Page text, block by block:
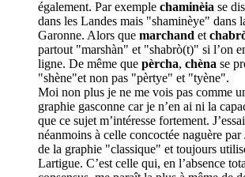
également. Par exemple chaminèia se
dans les Landes mais "shaminèye" dans
Garonne. Alors que marchand et
partout "marshàn" et "shabrò(t)" si l’on
ligne. De même que pèrcha, chèna se
"shène"et non pas "pèrtye" et "tyène".
Moi non plus je ne me vois pas comme
graphie gasconne car je n’en ai ni la
que ce sujet m’intéresse fortement.
néanmoins à celle concoctée naguère
de la graphie "classique" et toujours
Lartigue. C’est celle qui, en l’absence